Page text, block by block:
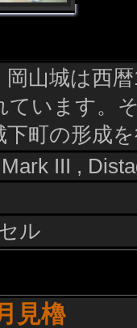
山城は西
います。
町の形成
III ,
ル
見櫓